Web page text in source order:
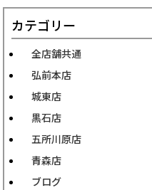
カテゴリー
全店舗共通
弘前本店
城東店
黒石店
五所川原店
青森店
ブログ